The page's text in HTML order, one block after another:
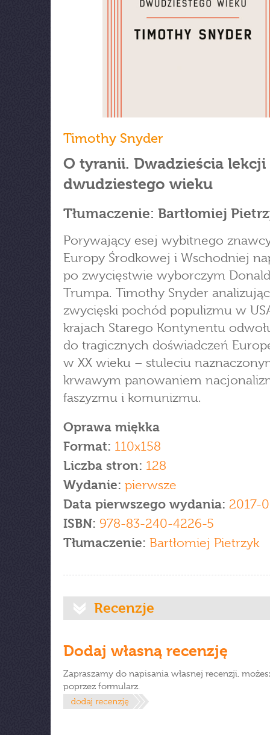
Timothy Snyder
O tyranii. Dwadzieścia lekcji
dwudziestego wieku
Tłumaczenie: Bartłomiej
Porywający esej wybitnego
Europy Środkowej i Wschodniej
po zwycięstwie wyborczym
Trumpa. Timothy Snyder analizując
zwycięski pochód populizmu w
krajach Starego Kontynentu
do tragicznych doświadczeń
w XX wieku – stuleciu
krwawym panowaniem
faszyzmu i komunizmu.
Oprawa miękka
Format: 110x158
Liczba stron: 128
Wydanie: pierwsze
Data pierwszego wydania: 2017-
ISBN: 978-83-240-4226-5
Tłumaczenie: Bartłomiej Pietrzyk
Recenzje
Dodaj własną recenzję
Zapraszamy do napisania własnej recenzji,
poprzez formularz.